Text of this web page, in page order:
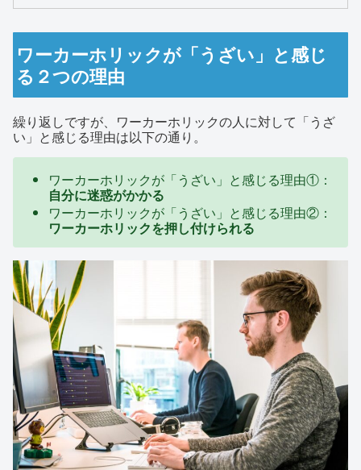
ワーカーホリックが「うざい」と感じ
る２つの理由
繰り返しですが、ワーカーホリックの人に対して「うざ
い」と感じる理由は以下の通り。
ワーカーホリックが「うざい」と感じる理由①：
自分に迷惑がかかる
ワーカーホリックが「うざい」と感じる理由②：
ワーカーホリックを押し付けられる